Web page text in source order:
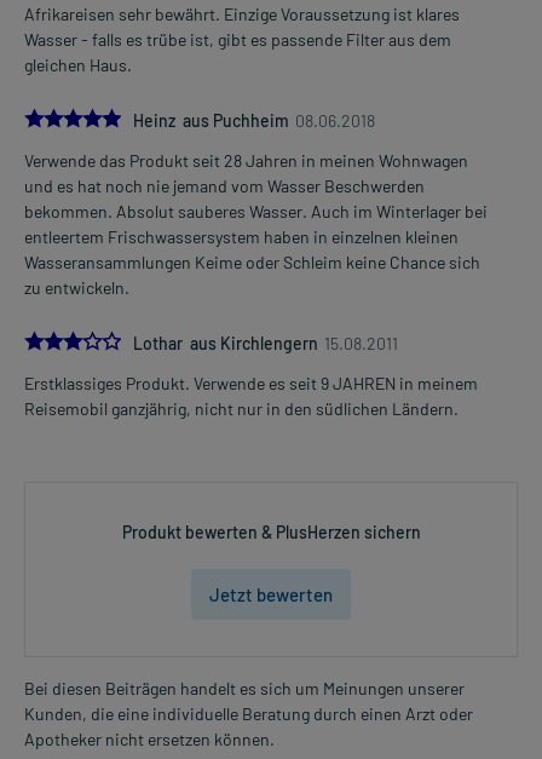
Afrikareisen sehr bewährt. Einzige Voraussetzung ist klares
Wasser - falls es trübe ist, gibt es passende Filter aus dem
gleichen Haus.
5.0
Heinz aus Puchheim 08.06.2018
Verwende das Produkt seit 28 Jahren in meinen Wohnwagen
und es hat noch nie jemand vom Wasser Beschwerden
bekommen. Absolut sauberes Wasser. Auch im Winterlager bei
entleertem Frischwassersystem haben in einzelnen kleinen
Wasseransammlungen Keime oder Schleim keine Chance sich
zu entwickeln.
3.0
Lothar aus Kirchlengern 15.08.2011
Erstklassiges Produkt. Verwende es seit 9 JAHREN in meinem
Reisemobil ganzjährig, nicht nur in den südlichen Ländern.
Produkt bewerten & PlusHerzen sichern
Jetzt bewerten
Bei diesen Beiträgen handelt es sich um Meinungen unserer
Kunden, die eine individuelle Beratung durch einen Arzt oder
Apotheker nicht ersetzen können.